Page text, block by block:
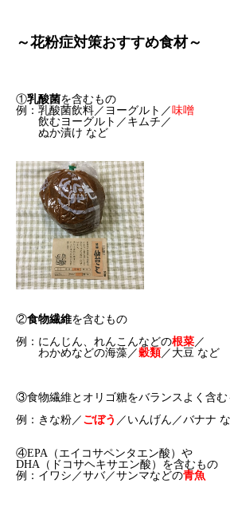
～花粉症対策おすすめ食材～
①乳酸菌を含むもの
例：乳酸菌飲料／ヨーグルト／ 味噌
飲むヨーグルト／キムチ／
ぬか漬け など
②食物繊維を含むもの
例：にんじん、れんこんなどの根菜 ／
わかめなどの海藻／穀類 ／大豆 など
③食物繊維とオリゴ糖をバランスよく含む
例：きな粉／ ごぼう ／いんげん／バナナ
④EPA（エイコサペンタエン酸）や
DHA（ドコサヘキサエン酸）を含むもの
例：イワシ／サバ／サンマなどの青魚